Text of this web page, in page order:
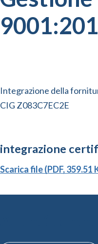
Integrazione della
CIG Z083C7EC2E
integrazione
Scarica file (PDF, 359.51